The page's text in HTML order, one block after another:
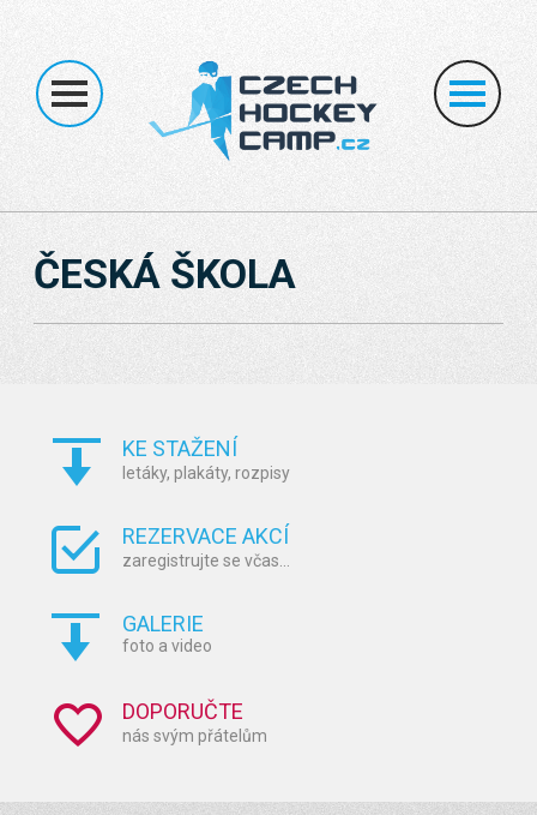
ČESKÁ ŠKOLA
KE STAŽENÍ
letáky, plakáty, rozpisy
REZERVACE AKCÍ
zaregistrujte se včas...
GALERIE
foto a video
DOPORUČTE
nás svým přátelům